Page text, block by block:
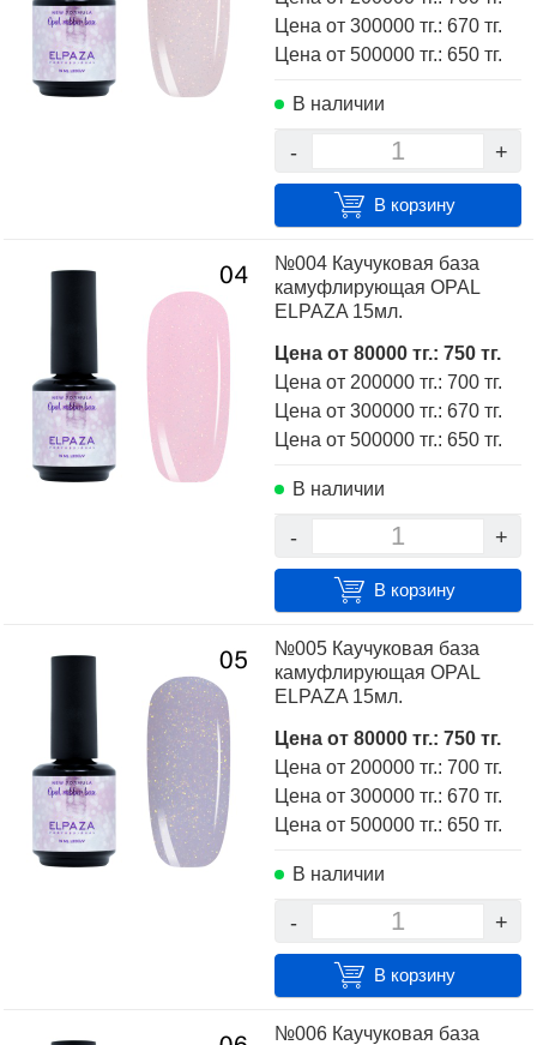
Цена от 300000 тг.: 670 тг.
Цена от 500000 тг.: 650 тг.
В наличии
+
-
В корзину
№004 Каучуковая база
камуфлирующая OPAL
ELPAZA 15мл.
Цена от 80000 тг.: 750 тг.
Цена от 200000 тг.: 700 тг.
Цена от 300000 тг.: 670 тг.
Цена от 500000 тг.: 650 тг.
В наличии
+
-
В корзину
№005 Каучуковая база
камуфлирующая OPAL
ELPAZA 15мл.
Цена от 80000 тг.: 750 тг.
Цена от 200000 тг.: 700 тг.
Цена от 300000 тг.: 670 тг.
Цена от 500000 тг.: 650 тг.
В наличии
+
-
В корзину
№006 Каучуковая база